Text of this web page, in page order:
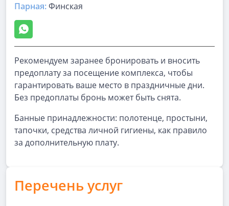
Парная:Финская
Рекомендуем заранее бронировать и вносить
предоплату за посещение комплекса, чтобы
гарантировать ваше место в праздничные дни.
Без предоплаты бронь может быть снята.
Банные принадлежности: полотенце, простыни,
тапочки, средства личной гигиены, как правило
за дополнительную плату.
Перечень услуг